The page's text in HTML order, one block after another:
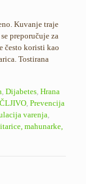
Kuvanje traje
preporučuje za
često koristi kao
Tostirana
, Dijabetes, Hrana
, Prevencija
varenja,
mahunarke,